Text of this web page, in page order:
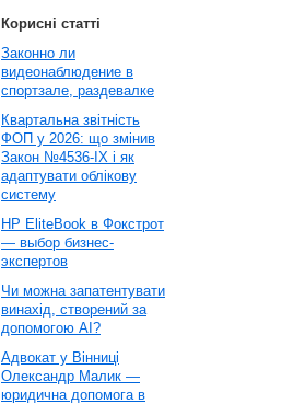
Корисні статті
Законно ли
видеонаблюдение в
спортзале, раздевалке
Квартальна звітність
ФОП у 2026: що змінив
Закон №4536-IX і як
адаптувати облікову
систему
HP EliteBook в Фокстрот
— выбор бизнес-
экспертов
Чи можна запатентувати
винахід, створений за
допомогою AI?
Адвокат у Вінниці
Олександр Малик —
юридична допомога в